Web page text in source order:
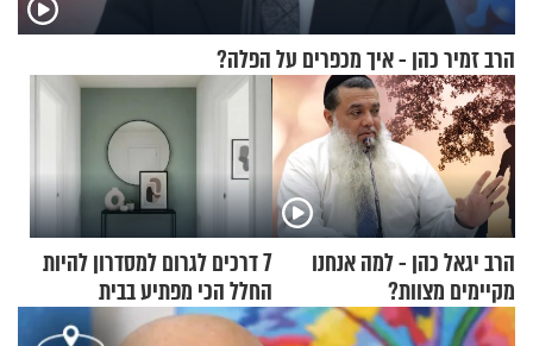
הרב זמיר כהן - איך מכפרים על הפלה?
הרב יגאל כהן - למה אנחנו
מקיימים מצוות?
7 דרכים לגרום למסדרון להיות
החלל הכי מפתיע בבית